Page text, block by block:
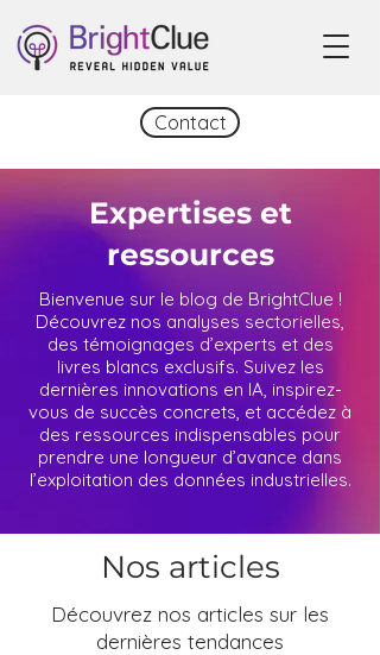
Contact
Expertises et
ressources
Bienvenue sur le blog de BrightClue !
Découvrez nos analyses sectorielles,
des témoignages d’experts et des
livres blancs exclusifs. Suivez les
dernières innovations en IA, inspirez-
vous de succès concrets, et accédez à
des ressources indispensables pour
prendre une longueur d’avance dans
l’exploitation des données industrielles.
Nos articles
Découvrez nos articles sur les
dernières tendances